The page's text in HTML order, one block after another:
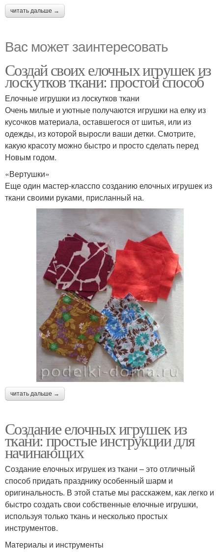
читать дальше →
Вас может заинтересовать
Создай своих елочных игрушек из
лоскутков ткани: простой способ
Елочные игрушки из лоскутков ткани
Очень милые и уютные получаются игрушки на елку из
кусочков материала, оставшегося от шитья, или из
одежды, из которой выросли ваши детки. Смотрите,
какую красоту можно быстро и просто сделать перед
Новым годом.
«Вертушки»
Еще один мастер-класспо созданию елочных игрушек из
ткани своими руками, присланный на.
читать дальше →
Создание елочных игрушек из
ткани: простые инструкции для
начинающих
Создание елочных игрушек из ткани – это отличный
способ придать празднику особенный шарм и
оригинальность. В этой статье мы расскажем, как легко и
быстро создать свои собственные елочные игрушки,
используя только ткань и несколько простых
инструментов.
Материалы и инструменты